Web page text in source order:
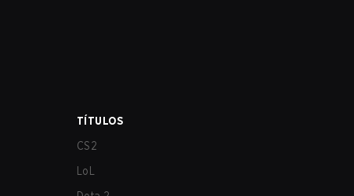
TÍTULOS
CS2
LoL